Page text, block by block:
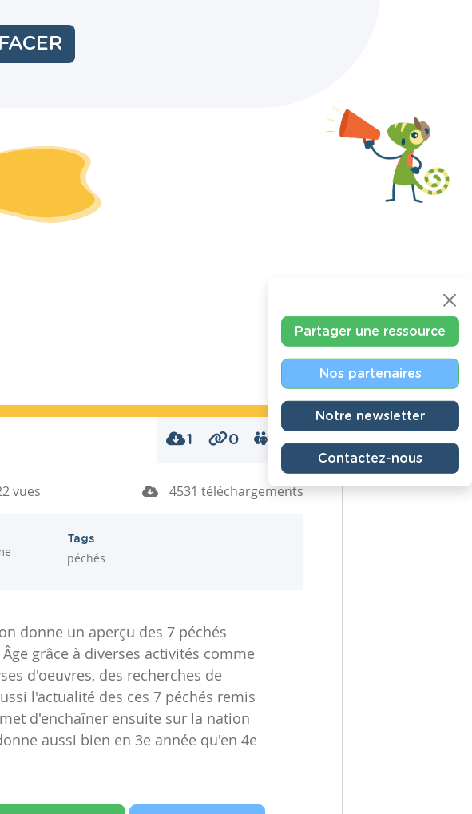
1 0
vues 4531 téléchargements
Tags
péchés
donne un aperçu des 7 péchés
grâce à diverses activités comme
d'oeuvres, des recherches de
l'actualité des ces 7 péchés remis
d'enchaîner ensuite sur la nation
aussi bien en 3e année qu'en 4e
Partager une ressource
Nos partenaires
Notre newsletter
Contactez-nous